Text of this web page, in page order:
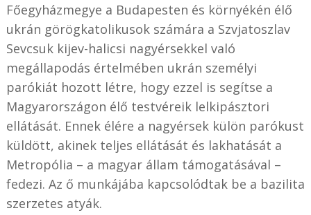
Főegyházmegye a Budapesten és környékén élő
ukrán görögkatolikusok számára a Szvjatoszlav
Sevcsuk kijev-halicsi nagyérsekkel való
megállapodás értelmében ukrán személyi
parókiát hozott létre, hogy ezzel is segítse a
Magyarországon élő testvéreik lelkipásztori
ellátását. Ennek élére a nagyérsek külön parókust
küldött, akinek teljes ellátását és lakhatását a
Metropólia – a magyar állam támogatásával –
fedezi. Az ő munkájába kapcsolódtak be a bazilita
szerzetes atyák.